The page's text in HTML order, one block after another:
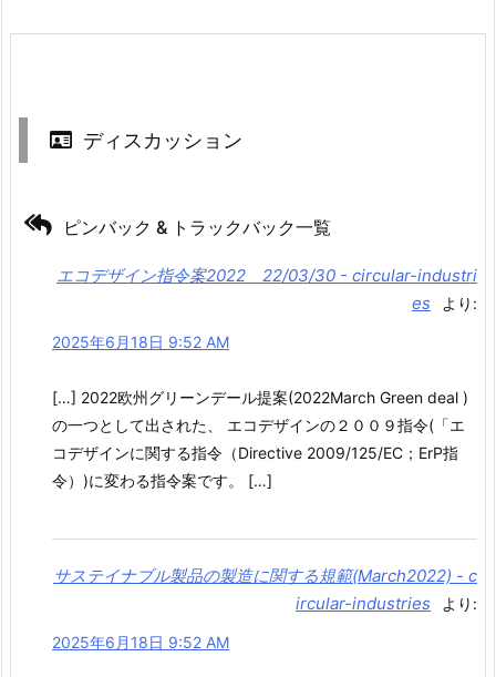
ディスカッション
ピンバック & トラックバック一覧
エコデザイン指令案2022 22/03/30 - circular-industri
es
より:
2025年6月18日 9:52 AM
[…] 2022欧州グリーンデール提案(2022March Green deal )
の一つとして出された、 エコデザインの２００９指令(「エ
コデザインに関する指令（Directive 2009/125/EC；ErP指
令）)に変わる指令案です。 […]
サステイナブル製品の製造に関する規範(March2022) - c
ircular-industries
より:
2025年6月18日 9:52 AM